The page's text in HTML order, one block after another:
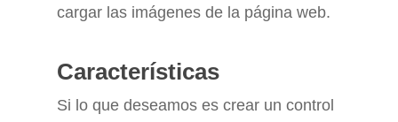
cargar las imágenes de la página web.
Características
Si lo que deseamos es crear un control